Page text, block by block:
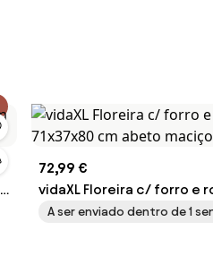
72,99 €
vidaXL Floreira c/ forro e
71x37x80 cm abeto
A ser enviado dentro de 1